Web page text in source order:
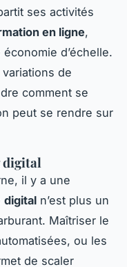
ses activités
en ligne,
d’échelle.
de
comment se
peut se rendre sur
digital
il y a une
digital n’est plus un
Maîtriser le
ou les
de scaler